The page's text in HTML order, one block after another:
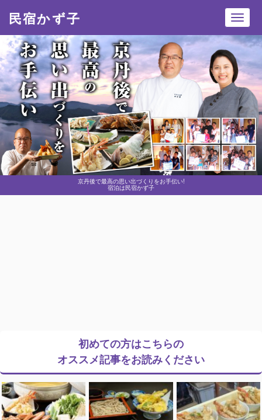
京丹後で最高の思い出づくりをお手伝い!
宿泊は民宿かず子
民宿かず子
初めての方はこちらの
オススメ記事をお読みください